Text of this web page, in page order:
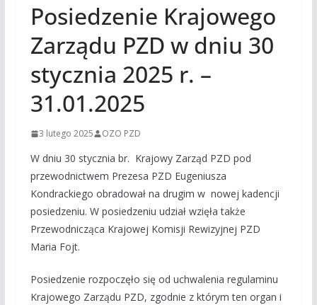
Posiedzenie Krajowego
Zarządu PZD w dniu 30
stycznia 2025 r. –
31.01.2025
3 lutego 2025 OZO PZD
W dniu 30 stycznia br. Krajowy Zarząd PZD pod
przewodnictwem Prezesa PZD Eugeniusza
Kondrackiego obradował na drugim w nowej kadencji
posiedzeniu. W posiedzeniu udział wzięła także
Przewodnicząca Krajowej Komisji Rewizyjnej PZD
Maria Fojt.
Posiedzenie rozpoczęło się od uchwalenia regulaminu
Krajowego Zarządu PZD, zgodnie z którym ten organ i